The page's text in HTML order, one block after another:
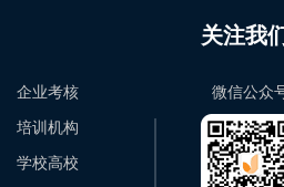
企业考核
培训机构
学校高校
关注我
微信公众